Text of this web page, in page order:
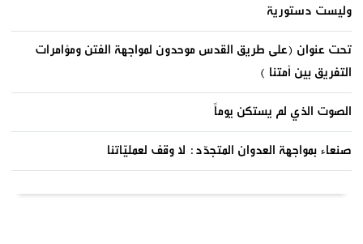
وليست دستورية
تحت عنوان (على طريق القدس موحدون لمواجهة الفتن ومؤامرات
التفريق بين أمتنا )
الصوت الذي لم يستكن يوماً
صنعاء بمواجهة العدوان المتجدّد: لا وقف لعمليّاتنا